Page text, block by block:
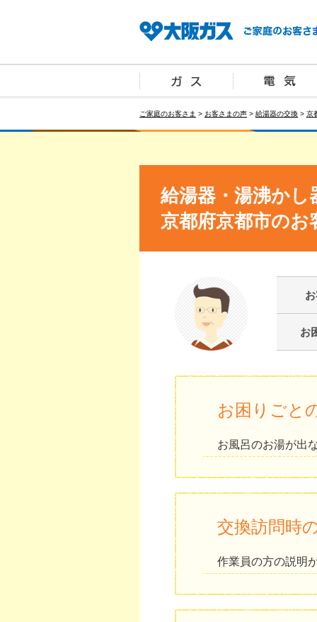
ご家庭のお客さま > お客さまの声 > 給湯器の交換 > 京
給湯器・湯沸かし
京都府京都市のお
お
お困りごと
お風呂のお湯が出
交換訪問時
作業員の方の説明